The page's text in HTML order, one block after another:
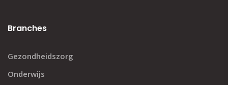
Branches
Gezondheidszorg
Onderwijs